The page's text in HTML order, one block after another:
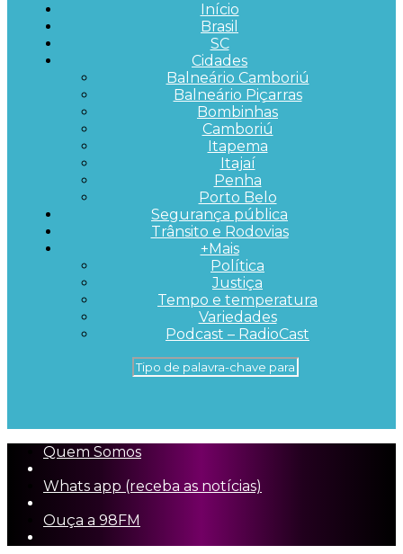
Início
Brasil
SC
Cidades
Balneário Camboriú
Balneário Piçarras
Bombinhas
Camboriú
Itapema
Itajaí
Penha
Porto Belo
Segurança pública
Trânsito e Rodovias
+Mais
Política
Justiça
Tempo e temperatura
Variedades
Podcast – RadioCast
Quem Somos
Whats app (receba as notícias)
Ouça a 98FM